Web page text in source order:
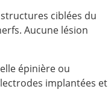
ciblées du
Aucune lésion
épinière ou
implantées et